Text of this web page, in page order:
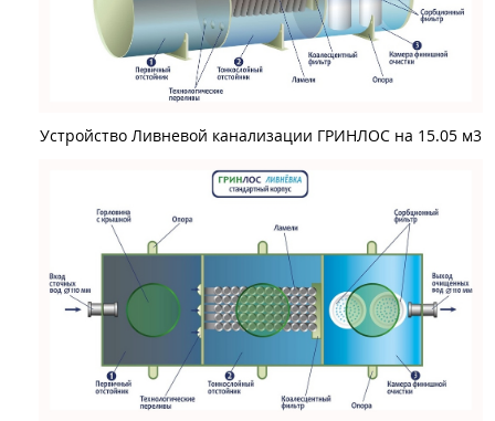
Устройство Ливневой канализации ГРИНЛОС на 15.05 м3